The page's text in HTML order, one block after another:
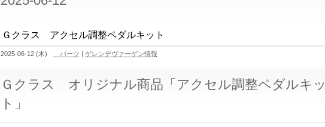
Ｇクラス アクセル調整ペダルキット
2025-06-12 (木) パーツ | ゲレンデヴァーゲン情報
Ｇクラス オリジナル商品「アクセル調整ペダルキッ
ト」